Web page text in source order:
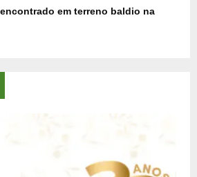
em terreno baldio na